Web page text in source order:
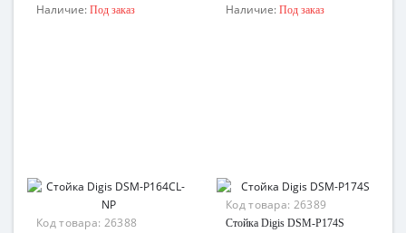
Наличие: Под заказ Наличие: Под заказ
Код товара: 26388
Код товара: 26389
Стойка Digis DSM-P174S